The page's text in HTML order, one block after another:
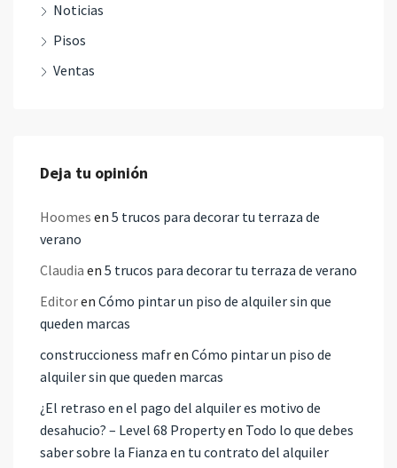
Noticias
Pisos
Ventas
Deja tu opinión
Hoomes en 5 trucos para decorar tu terraza de
verano
Claudia en 5 trucos para decorar tu terraza de verano
Editoren Cómo pintar un piso de alquiler sin que
queden marcas
construccioness mafren Cómo pintar un piso de
alquiler sin que queden marcas
¿El retraso en el pago del alquiler es motivo de
desahucio? – Level 68 Propertyen Todo lo que debes
saber sobre la Fianza en tu contrato del alquiler